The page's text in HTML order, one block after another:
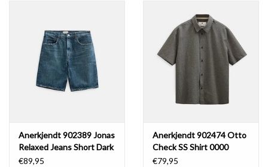
Anerkjendt 902389 Jonas
Relaxed Jeans Short Dark
Blue Ocean
€89,95
Anerkjendt 902474 Otto
Check SS Shirt 0000
Caviar
€79,95